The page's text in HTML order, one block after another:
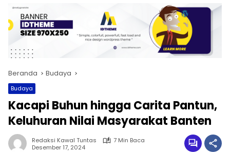
Beranda Budaya
Budaya
Kacapi Buhun hingga Carita Pantun,
Keluhuran Nilai Masyarakat Banten
Redaksi Kawal Tuntas
7 Min Baca
Desember 17, 2024